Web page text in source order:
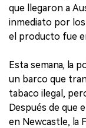
que llegaron a
inmediato por los
el producto fue
Esta semana, la
un barco que
tabaco ilegal,
Después de que
en Newcastle, la